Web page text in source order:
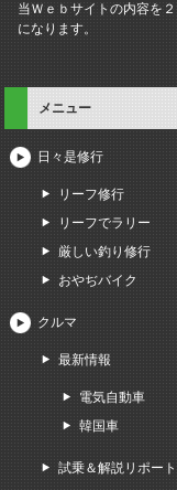
当Ｗｅｂサイトの内容を
になります。
メニュー
日々是修行
リーフ修行
リーフでラリー
厳しい釣り修行
おやぢバイク
クルマ
最新情報
電気自動車
韓国車
試乗＆解説リポート